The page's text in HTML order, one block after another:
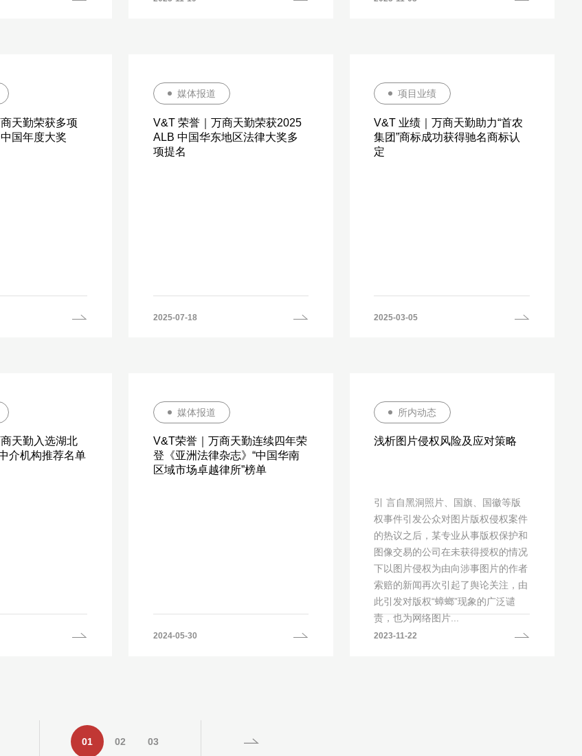
天勤荣获多项
国年度大奖
媒体报道
V&T 荣誉｜万商天勤荣获2025
ALB 中国华东地区法律大奖多
项提名
2025-07-18
项目业绩
V&T 业绩｜万商天勤助力“首农
集团”商标成功获得驰名商标认
定
2025-03-05
天勤入选湖北
介机构推荐名单
媒体报道
V&T荣誉｜万商天勤连续四年荣
登《亚洲法律杂志》“中国华南
区域市场卓越律所”榜单
2024-05-30
所内动态
浅析图片侵权风险及应对策略
引 言自黑洞照片、国旗、国徽等版
权事件引发公众对图片版权侵权案件
的热议之后，某专业从事版权保护和
图像交易的公司在未获得授权的情况
下以图片侵权为由向涉事图片的作者
索赔的新闻再次引起了舆论关注，由
此引发对版权“蟑螂”现象的广泛谴
责，也为网络图片...
2023-11-22
01 02 03